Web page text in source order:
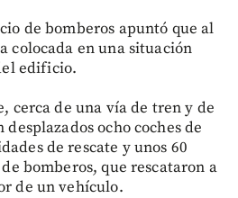
de bomberos apuntó que al
colocada en una situación
edificio.
cerca de una vía de tren y de
ocho coches de
de rescate y unos 60
bomberos, que rescataron a
de un vehículo.